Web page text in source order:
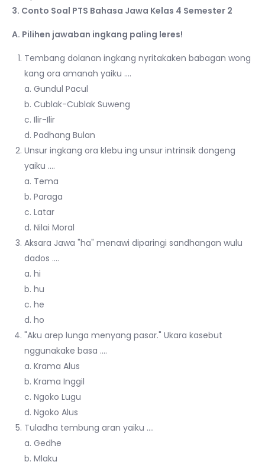
3. Conto Soal PTS Bahasa Jawa Kelas 4 Semester 2
A. Pilihen jawaban ingkang paling leres!
Tembang dolanan ingkang nyritakaken babagan wong
kang ora amanah yaiku ….
a. Gundul Pacul
b. Cublak-Cublak Suweng
c. Ilir-Ilir
d. Padhang Bulan
Unsur ingkang ora klebu ing unsur intrinsik dongeng
yaiku ….
a. Tema
b. Paraga
c. Latar
d. Nilai Moral
Aksara Jawa "ha" menawi diparingi sandhangan wulu
dados ….
a. hi
b. hu
c. he
d. ho
"Aku arep lunga menyang pasar." Ukara kasebut
nggunakake basa ….
a. Krama Alus
b. Krama Inggil
c. Ngoko Lugu
d. Ngoko Alus
Tuladha tembung aran yaiku ….
a. Gedhe
b. Mlaku